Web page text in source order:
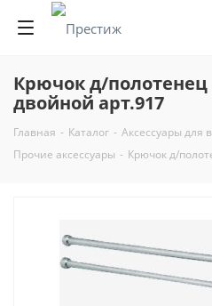
Крючок д/
двойной арт.917
Главная - Каталог - Аксессуары для
Прочие аксессуары - Крючок д/